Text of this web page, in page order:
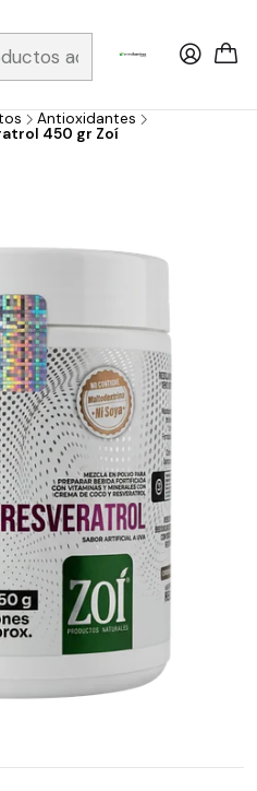
/ Envios a todo el país y
Antioxidantes
450 gr Zoí